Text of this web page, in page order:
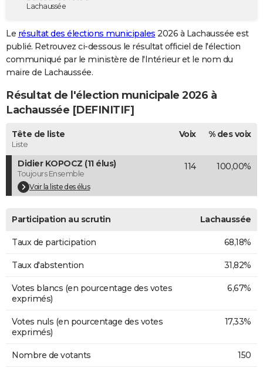
Destinations
City break
Voyage nature
Voyage de noces
Forum
GUIDES D'ACHAT
BONS PLANS
Carte de Noël
Carte Bonne année
Carte Saint-Valentin
Carte Pâques
Carte d'anniversaire
DICTIONNAIRE
Dictionnaire
Biographies
Citations
Expressions
Proverbes
PROGRAMME TV
COPAINS D'AVANT
S'inscrire
Se connecter
Lycées
Collèges
Primaires
Universités
Entreprises
Service militaire
Avis de recherche
AVIS DE DÉCÈS
Bricolage
Television
Lachaussée
Le résultat des élections municipales 2026 à Lachaussée est
publié. Retrouvez ci-dessous le résultat officiel de l'élection
communiqué par le ministère de l'Intérieur et le nom du
maire de Lachaussée.
Résultat de l'élection municipale 2026 à
Lachaussée [DEFINITIF]
Tête de liste
Liste
Voix % des voix
Didier KOPOCZ (11 élus)
Toujours Ensemble
Voir la liste des élus
114 100,00%
Participation au scrutin Lachaussée
Taux de participation 68,18%
Taux d'abstention 31,82%
Votes blancs (en pourcentage des votes
exprimés)
6,67%
Votes nuls (en pourcentage des votes
exprimés)
17,33%
Nombre de votants 150